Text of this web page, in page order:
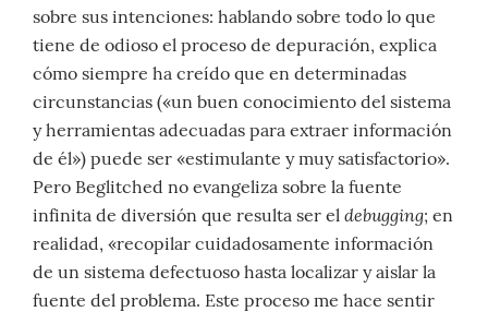
sobre sus intenciones: hablando sobre todo lo que
tiene de odioso el proceso de depuración, explica
cómo siempre ha creído que en determinadas
circunstancias («un buen conocimiento del sistema
y herramientas adecuadas para extraer información
de él») puede ser «estimulante y muy satisfactorio».
Pero Beglitched no evangeliza sobre la fuente
infinita de diversión que resulta ser el debugging; en
realidad, «recopilar cuidadosamente información
de un sistema defectuoso hasta localizar y aislar la
fuente del problema. Este proceso me hace sentir